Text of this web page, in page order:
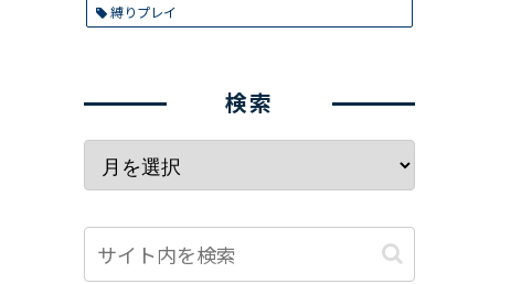
縛りプレイ
検索